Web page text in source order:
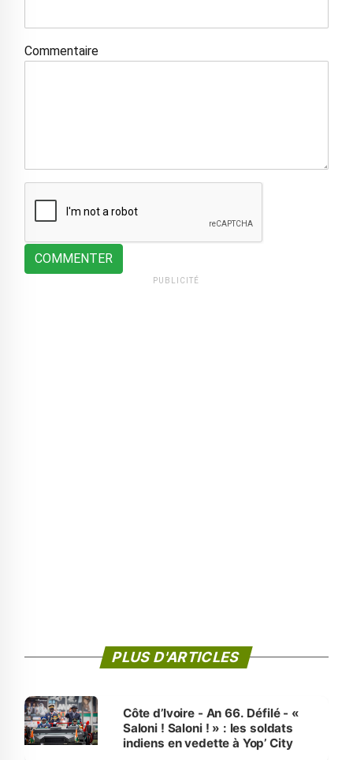
Commentaire
COMMENTER
PUBLICITÉ
PLUS D'ARTICLES
Côte d’Ivoire - An 66. Défilé - «
Saloni ! Saloni ! » : les soldats
indiens en vedette à Yop’ City